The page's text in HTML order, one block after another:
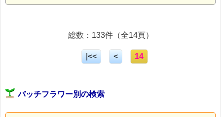
総数：133件（全14頁）
|<< < 14
バッチフラワー別の検索